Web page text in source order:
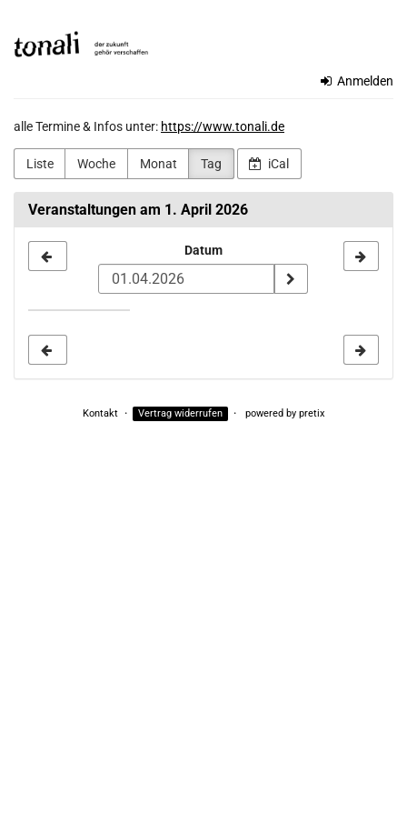
Haupt-
Inhalt
TONALi
Anmelden
alle Termine & Infos unter: https://www.tonali.de
Liste Woche Monat Tag iCal
Veranstaltungen am 1. April 2026
zur
Anzeige
Datum
Kontakt Vertrag widerrufen powered by pretix